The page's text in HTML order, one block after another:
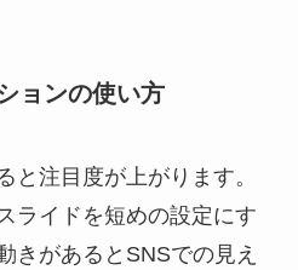
ョンの使い方
と注目度が上がります。
ライドを短めの設定にす
きがあるとSNSでの見え